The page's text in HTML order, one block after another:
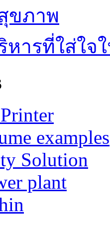
ขภาพ
หารที่ใส่ใ
examples
Solution
plant